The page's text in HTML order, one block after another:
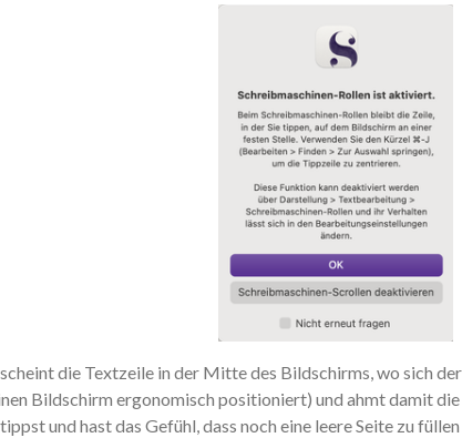
die Textzeile in der Mitte des Bildschirms, wo sich
Bildschirm ergonomisch positioniert) und ahmt damit
und hast das Gefühl, dass noch eine leere Seite zu